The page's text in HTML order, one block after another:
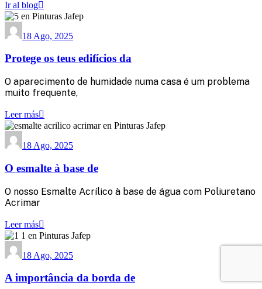
Ir al blog
18 Ago, 2025
Protege os teus edifícios da
O aparecimento de humidade numa casa é um problema
muito frequente,
Leer más
18 Ago, 2025
O esmalte à base de
O nosso Esmalte Acrílico à base de água com Poliuretano
Acrimar
Leer más
18 Ago, 2025
A importância da borda de